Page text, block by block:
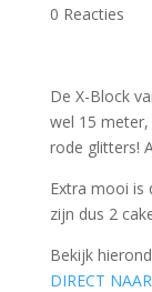
0 Reacties
De X-Block
wel 15
rode glitters!
Extra mooi is
zijn dus 2
Bekijk
DIRECT